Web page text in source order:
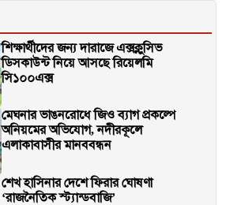
শিক্ষার্থীদের জন্য দারাজে এক্সক্লুসিভ
ডিসকাউন্ট নিয়ে আসছে রিয়েলমি
সি১০০এক্স
মেঘনার ভাঙনরোধে জিও ব্যাগ প্রকল্পে
অনিয়মের অভিযোগ, নদীরকূলে
এলাকাবাসীর মানববন্ধন
শেখ হাসিনার দেশে ফিরার ঘোষণা
‘রাজনৈতিক স্ট্যান্ডবাজি’